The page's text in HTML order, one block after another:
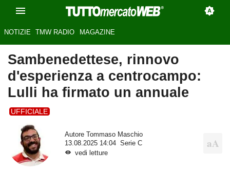
NOTIZIE TMW RADIO MAGAZINE
Sambenedettese, rinnovo
d'esperienza a centrocampo:
Lulli ha firmato un annuale
UFFICIALE
Autore
Tommaso Maschio
13.08.2025 14:04
Serie C
vedi letture